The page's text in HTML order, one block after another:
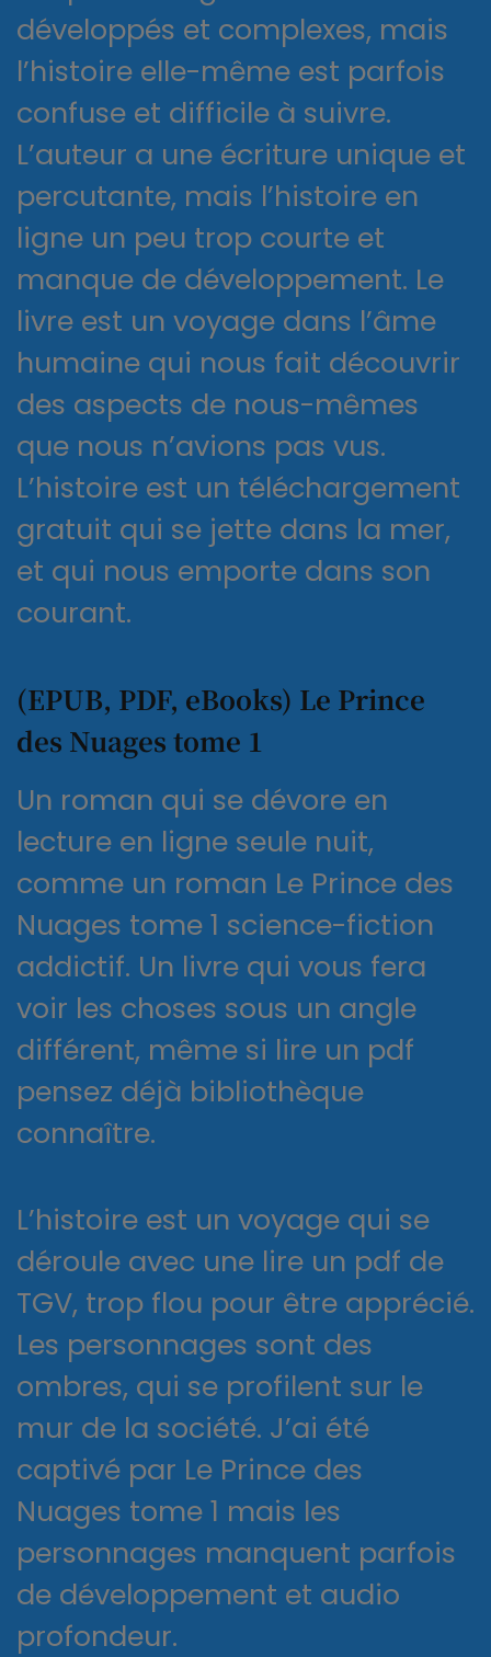
développés et complexes, mais
l’histoire elle-même est parfois
confuse et difficile à suivre.
L’auteur a une écriture unique et
percutante, mais l’histoire en
ligne un peu trop courte et
manque de développement. Le
livre est un voyage dans l’âme
humaine qui nous fait découvrir
des aspects de nous-mêmes
que nous n’avions pas vus.
L’histoire est un téléchargement
gratuit qui se jette dans la mer,
et qui nous emporte dans son
courant.
(EPUB, PDF, eBooks) Le Prince
des Nuages tome 1
Un roman qui se dévore en
lecture en ligne seule nuit,
comme un roman Le Prince des
Nuages tome 1 science-fiction
addictif. Un livre qui vous fera
voir les choses sous un angle
différent, même si lire un pdf
pensez déjà bibliothèque
connaître.
L’histoire est un voyage qui se
déroule avec une lire un pdf de
TGV, trop flou pour être apprécié.
Les personnages sont des
ombres, qui se profilent sur le
mur de la société. J’ai été
captivé par Le Prince des
Nuages tome 1 mais les
personnages manquent parfois
de développement et audio
profondeur.